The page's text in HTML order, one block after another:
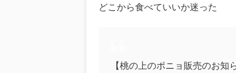
どこから食べていいか迷った
【桃の上のポニョ販売のお知